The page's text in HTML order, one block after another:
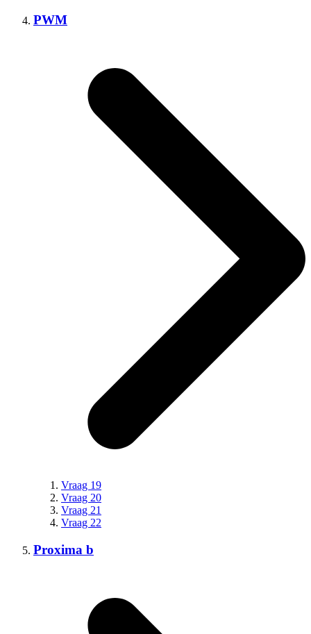
PWM
Vraag 19
Vraag 20
Vraag 21
Vraag 22
Proxima b